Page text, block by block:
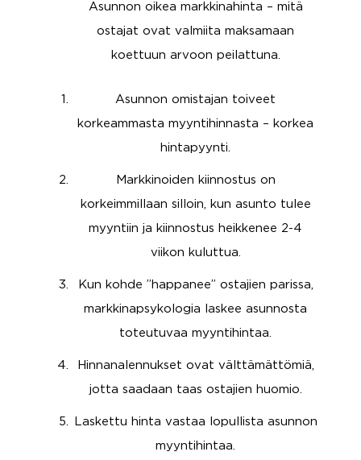
Asunnon oikea markkinahinta – mitä
ostajat ovat valmiita maksamaan
koettuun arvoon peilattuna.
Asunnon omistajan toiveet
korkeammasta myyntihinnasta – korkea
hintapyynti.
Markkinoiden kiinnostus on
korkeimmillaan silloin, kun asunto tulee
myyntiin ja kiinnostus heikkenee 2-4
viikon kuluttua.
Kun kohde ”happanee” ostajien parissa,
markkinapsykologia laskee asunnosta
toteutuvaa myyntihintaa.
Hinnanalennukset ovat välttämättömiä,
jotta saadaan taas ostajien huomio.
Laskettu hinta vastaa lopullista asunnon
myyntihintaa.